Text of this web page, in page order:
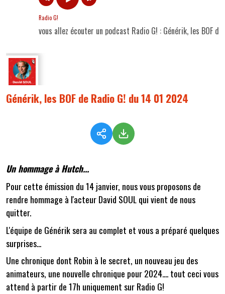
Radio G!
vous allez écouter un podcast Radio G! : Générik, les BOF
Générik, les BOF de Radio G! du 14 01 2024
Un hommage à Hutch...
Pour cette émission du 14 janvier, nous vous proposons de
rendre hommage à l'acteur David SOUL qui vient de nous
quitter.
L'équipe de Générik sera au complet et vous a préparé quelques
surprises...
Une chronique dont Robin à le secret, un nouveau jeu des
animateurs, une nouvelle chronique pour 2024.... tout ceci vous
attend à partir de 17h uniquement sur Radio G!